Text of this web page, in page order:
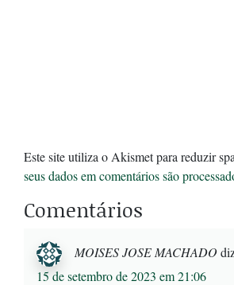
Este site utiliza o Akismet para reduzir
seus dados em comentários são
Comentários
MOISES JOSE MACHADO
15 de setembro de 2023 em 21:06